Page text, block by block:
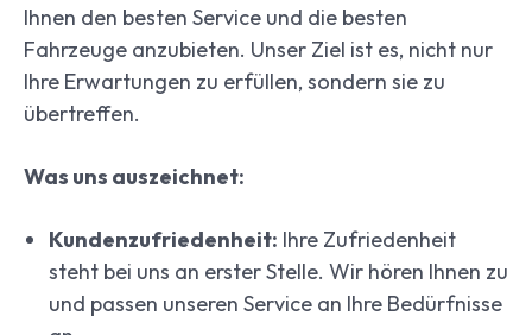
Ihnen den besten Service und die besten
Fahrzeuge anzubieten. Unser Ziel ist es, nicht nur
Ihre Erwartungen zu erfüllen, sondern sie zu
übertreffen.
Was uns auszeichnet:
Kundenzufriedenheit: Ihre Zufriedenheit
steht bei uns an erster Stelle. Wir hören Ihnen zu
und passen unseren Service an Ihre Bedürfnisse